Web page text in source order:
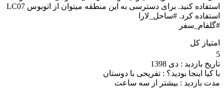
استفاده کنید. برای دسترسی به این منطقه میتوان از اتوبوس LC07
استفاده کرد. #ساحل_لارا
#گلفام_سفر
امتیاز کل
5
تاریخ بازدید : دی 1398
با کیا اینجا بودید؟ : تفریحی با دوستان
مدت بازدید : بیشتر از سه ساعت